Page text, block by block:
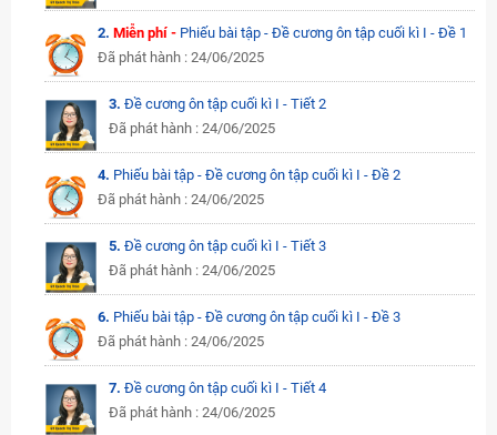
2.Miễn phí - Phiếu bài tập - Đề cương ôn tập cuối kì I - Đề 1
Đã phát hành : 24/06/2025
3. Đề cương ôn tập cuối kì I - Tiết 2
Đã phát hành : 24/06/2025
4. Phiếu bài tập - Đề cương ôn tập cuối kì I - Đề 2
Đã phát hành : 24/06/2025
5. Đề cương ôn tập cuối kì I - Tiết 3
Đã phát hành : 24/06/2025
6. Phiếu bài tập - Đề cương ôn tập cuối kì I - Đề 3
Đã phát hành : 24/06/2025
7. Đề cương ôn tập cuối kì I - Tiết 4
Đã phát hành : 24/06/2025